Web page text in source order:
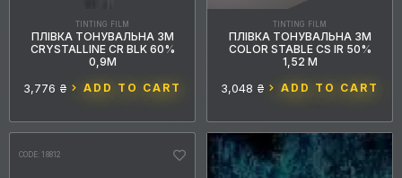
WIDTH, M
SERVICE LIFE
TINTING FILM
ПЛІВКА ТОНУВАЛЬНА 3M
CRYSTALLINE CR BLK 60%
0,9М
3,776 ₴ ADD TO CART
TINTING FILM
ПЛІВКА ТОНУВАЛЬНА 3M
COLOR STABLE CS IR 50%
1,52 М
3,048 ₴ ADD TO CART
CODE: 18812